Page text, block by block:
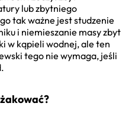
lub zbytniego
tak ważne jest studzenie
i niemieszanie masy zbyt
w kąpieli wodnej, ale ten
tego nie wymaga, jeśli